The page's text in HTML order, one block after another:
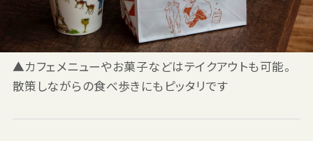
▲カフェメニューやお菓子などはテイクアウトも可能。
散策しながらの食べ歩きにもピッタリです